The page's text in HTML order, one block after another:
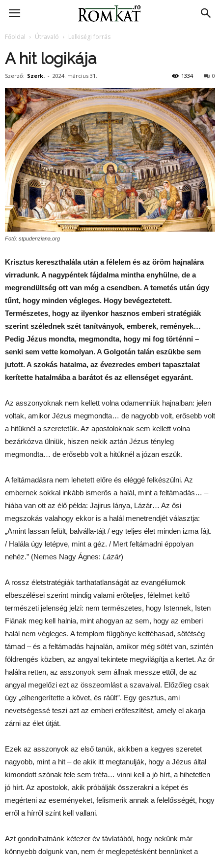
RomKat.ro
Főoldal Útravaló Lelkiségi forrás
A hit logikája
Szerző: Szerk. - 2024. március 31. 0
1334
Fotó: stpudenziana.org
Krisztus kereszthalála után a félelem és az öröm hajnalára
virradunk. A nagypéntek fájdalma mintha enyhülne, de a
megrendültség ott van még a csendben. A temetés után úgy
tűnt, hogy minden végleges. Hogy bevégeztetett.
Természetes, hogy az ilyenkor hasznos emberi stratégiák
szerint szélednek szét tanítványok, emberek, remények…
Pedig Jézus mondta, megmondta, hogy mi fog történni –
senki sem vette komolyan. A Golgotán talán eszükbe sem
jutott. A szokás hatalma, az évezredes emberi tapasztalat
kerítette hatalmába a barátot és az ellenséget egyaránt.
Az asszonyoknak nem kellett volna odamenniük hajnalban: jelen
voltak, amikor Jézus megmondta… de nagyobb volt, erősebb volt
a hitüknél a szeretetük. Az apostoloknak sem kellett volna
bezárkózva ülniük, hiszen nekik aztán Jézus tényleg
megmondta… de erősebb volt a hitüknél a józan eszük.
A feltámadásra nem lehetett előre és eléggé felkészülni. Az
embernek sokkal inkább ismerős a halál, mint a feltámadás… –
hiába van ott az élő példa: Jajirus lánya, Lázár… Az ősi
megszokás valahogy ekkor is a halál menetrendjét választja:
„Amint lassan felült, balválla-tájt / egy teljes élet minden izma fájt.
/ Halála úgy letépve, mint a géz. / Mert feltámadni éppolyan
nehéz.” (Nemes Nagy Ágnes: Lázár)
A rossz életstratégiák tarthatatlanságát az evangéliumok
elbeszélései szerint mindig valami erőteljes, félelmet keltő
természeti jelenség jelzi: nem természetes, hogy Istennek, Isten
Fiának meg kell halnia, mint ahogyan az sem, hogy az emberi
halál nem végleges. A templom függönye kettéhasad, sötétség
támad – és a feltámadás hajnalán, amikor még sötét van, szintén
földrengés közben, az angyal tekintete megvilágítja a kertet. Az őr
halálra retten, az asszonyok sem állnak messze ettől, de az
angyal megelőzi ezt az összeomlást a szavaival. Előzőleg csak
úgy „elhengerítette a követ, és ráült”. Egy gesztus, ami
nevetségessé teszi azt az emberi erőfeszítést, amely el akarja
zárni az élet útját.
Ezek az asszonyok az első tanúk, akikben a kegyes szeretet
nagyobb, mint a hit – de akik itt megtanulják, hogy a Jézus által
kimondott szónak fele sem tréfa… vinni kell a jó hírt, a hihetetlen
jó hírt. Az apostolok, akik próbálják összerakni a képet és
megérteni az eseményeket, felismerik annak a felelősségét, hogy
erről a hírről színt kell vallani.
Azt gondolhatnánk kétezer év távlatából, hogy nekünk már
könnyebb dolgunk van, nem ér meglepetésként bennünket a